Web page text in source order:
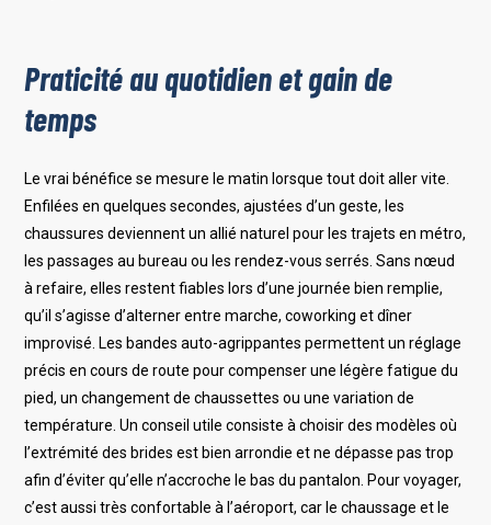
Praticité au quotidien et gain de
temps
Le vrai bénéfice se mesure le matin lorsque tout doit aller vite.
Enfilées en quelques secondes, ajustées d’un geste, les
chaussures deviennent un allié naturel pour les trajets en métro,
les passages au bureau ou les rendez-vous serrés. Sans nœud
à refaire, elles restent fiables lors d’une journée bien remplie,
qu’il s’agisse d’alterner entre marche, coworking et dîner
improvisé. Les bandes auto-agrippantes permettent un réglage
précis en cours de route pour compenser une légère fatigue du
pied, un changement de chaussettes ou une variation de
température. Un conseil utile consiste à choisir des modèles où
l’extrémité des brides est bien arrondie et ne dépasse pas trop
afin d’éviter qu’elle n’accroche le bas du pantalon. Pour voyager,
c’est aussi très confortable à l’aéroport, car le chaussage et le